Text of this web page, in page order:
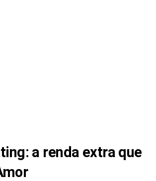
a renda extra que